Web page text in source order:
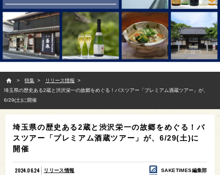
特集
リリース情報
埼玉県の歴史ある2蔵と渋沢栄一の故郷をめぐる！バスツアー「プレミアム酒蔵ツアー」が、
6/29(土)に開催
埼玉県の歴史ある2蔵と渋沢栄一の故郷をめぐる！バ
スツアー「プレミアム酒蔵ツアー」が、6/29(土)に
開催
2024.06.24 リリース情報 SAKETIMES編集部